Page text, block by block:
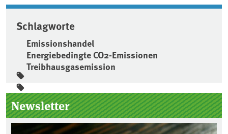
Schlagworte
Emissionshandel
Energiebedingte CO2-Emissionen
Treibhausgasemission
Seitenleiste
Newsletter